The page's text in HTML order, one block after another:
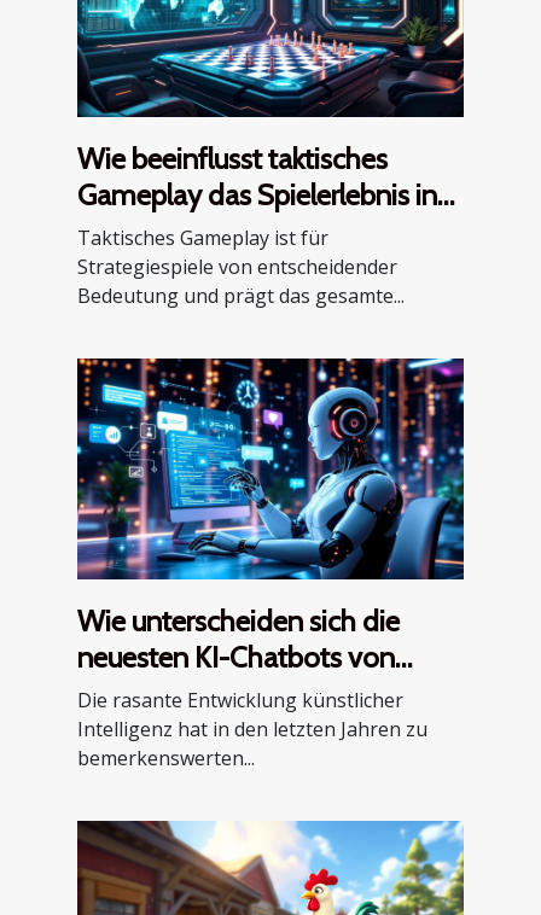
Wie beeinflusst taktisches
Gameplay das Spielerlebnis in
Strategiespielen?
Taktisches Gameplay ist für
Strategiespiele von entscheidender
Bedeutung und prägt das gesamte...
Wie unterscheiden sich die
neuesten KI-Chatbots von
älteren Modellen?
Die rasante Entwicklung künstlicher
Intelligenz hat in den letzten Jahren zu
bemerkenswerten...